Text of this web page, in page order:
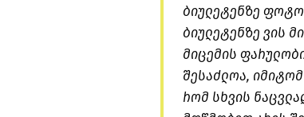
ბიულეტენზე
ბიულეტენზე ვის
მიცემის
შესაძლოა,
რომ სხვის